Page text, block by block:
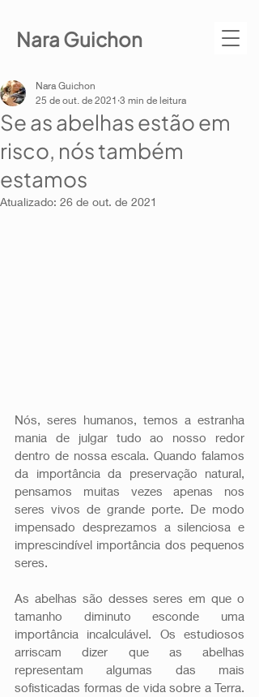
Nara Guichon
Se as abelhas estão em
risco, nós também
estamos
Nara Guichon
25 de out. de 2021 3 min de leitura
Atualizado: 26 de out. de 2021
Nós, seres humanos, temos a estranha
mania de julgar tudo ao nosso redor
dentro de nossa escala. Quando falamos
da importância da preservação natural,
pensamos muitas vezes apenas nos
seres vivos de grande porte. De modo
impensado desprezamos a silenciosa e
imprescindível importância dos pequenos
seres.
As abelhas são desses seres em que o
tamanho diminuto esconde uma
importância incalculável. Os estudiosos
arriscam dizer que as abelhas
representam algumas das mais
sofisticadas formas de vida sobre a Terra.